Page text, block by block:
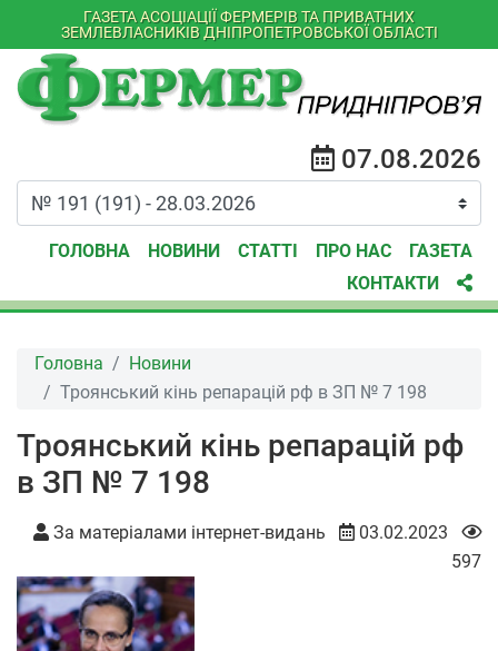
ГАЗЕТА АСОЦІАЦІЇ ФЕРМЕРІВ ТА ПРИВАТНИХ
ЗЕМЛЕВЛАСНИКІВ ДНІПРОПЕТРОВСЬКОЇ ОБЛАСТІ
07.08.2026
ГОЛОВНА НОВИНИ СТАТТІ ПРО НАС
ГАЗЕТА
КОНТАКТИ
Головна
Новини
Троянський кінь репарацій рф в ЗП № 7 198
Троянський кінь репарацій рф
в ЗП № 7 198
За матеріалами інтернет-видань
03.02.2023
597